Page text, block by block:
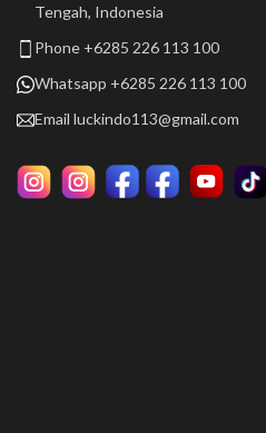
Tengah, Indonesia
Phone +6285 226 113 100
Whatsapp +6285 226 113 100
Email luckindo113@gmail.com